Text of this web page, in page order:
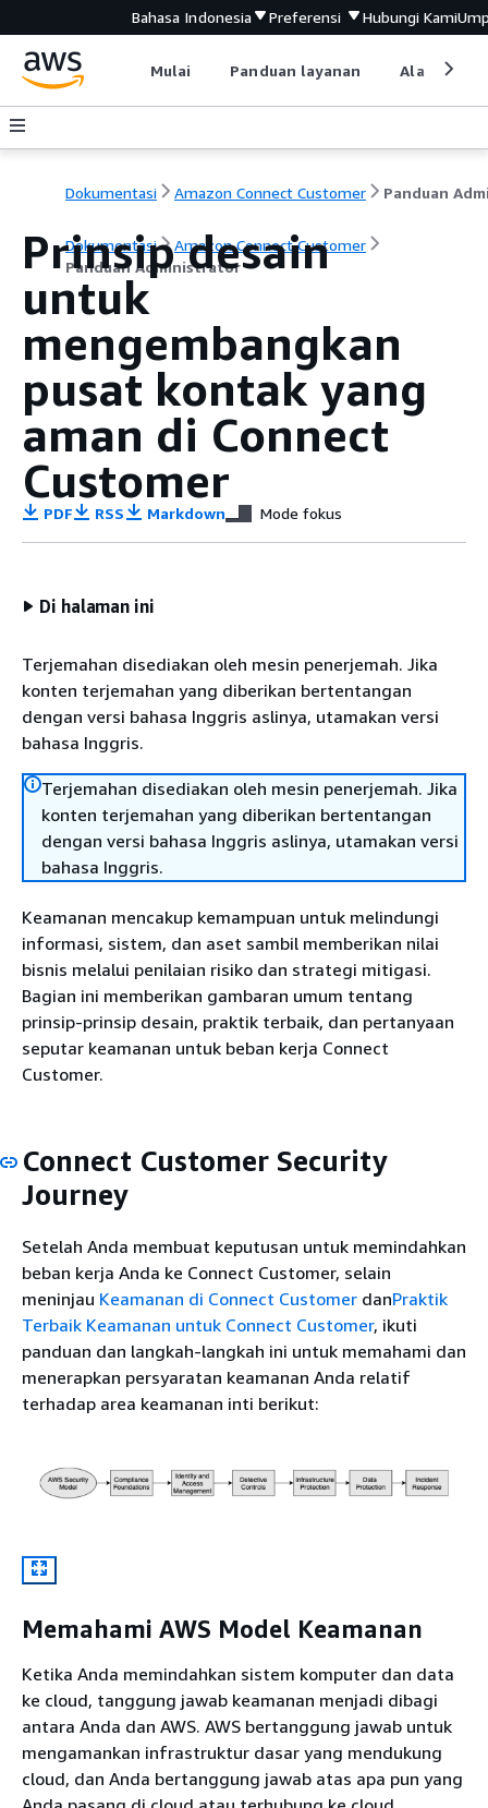
Bahasa Indonesia Preferensi Hubungi Kami
Mulai Panduan layanan Alat
Dokumentasi Amazon Connect Customer
Dokumentasi
Amazon Connect Customer
Panduan Administrator
Prinsip desain
untuk
mengembangkan
pusat kontak yang
aman di Connect
Customer
PDF RSS Markdown Mode fokus
Di halaman ini
Terjemahan disediakan oleh mesin penerjemah. Jika
konten terjemahan yang diberikan bertentangan
dengan versi bahasa Inggris aslinya, utamakan versi
bahasa Inggris.
Terjemahan disediakan oleh mesin penerjemah. Jika
konten terjemahan yang diberikan bertentangan
dengan versi bahasa Inggris aslinya, utamakan versi
bahasa Inggris.
Keamanan mencakup kemampuan untuk melindungi
informasi, sistem, dan aset sambil memberikan nilai
bisnis melalui penilaian risiko dan strategi mitigasi.
Bagian ini memberikan gambaran umum tentang
prinsip-prinsip desain, praktik terbaik, dan pertanyaan
seputar keamanan untuk beban kerja Connect
Customer.
Connect Customer Security
Journey
Setelah Anda membuat keputusan untuk memindahkan
beban kerja Anda ke Connect Customer, selain
meninjau Keamanan di Connect Customer danPraktik
Terbaik Keamanan untuk Connect Customer, ikuti
panduan dan langkah-langkah ini untuk memahami dan
menerapkan persyaratan keamanan Anda relatif
terhadap area keamanan inti berikut:
Memahami AWS Model Keamanan
Ketika Anda memindahkan sistem komputer dan data
ke cloud, tanggung jawab keamanan menjadi dibagi
antara Anda dan AWS. AWS bertanggung jawab untuk
mengamankan infrastruktur dasar yang mendukung
cloud, dan Anda bertanggung jawab atas apa pun yang